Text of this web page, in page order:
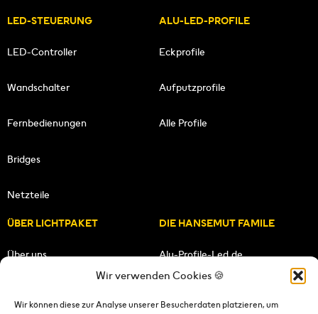
Wir verwenden Cookies 🍪
Wir können diese zur Analyse unserer Besucherdaten platzieren, um
LED-STEUERUNG
LED-Controller
Wandschalter
Fernbedienungen
Bridges
Netzteile
ALU-LED-PROFILE
Eckprofile
Aufputzprofile
Alle Profile
ÜBER LICHTPAKET
Über uns
DIE HANSEMUT FAMILE
Alu-Profile-Led.de